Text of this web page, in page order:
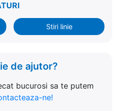
Stiri linie
de ajutor?
bucurosi sa te putem
ne!